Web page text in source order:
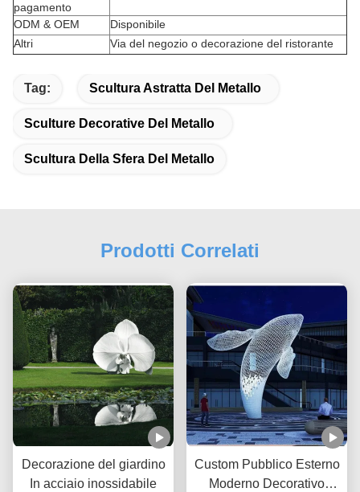
pagamento
ODM & OEM
Disponibile
Altri
Via del negozio o decorazione del ristorante
Tag: Scultura Astratta Del Metallo
Sculture Decorative Del Metallo
Scultura Della Sfera Del Metallo
Prodotti Correlati
Decorazione del giardino
In acciaio inossidabile
Custom Pubblico Esterno
Moderno Decorativo